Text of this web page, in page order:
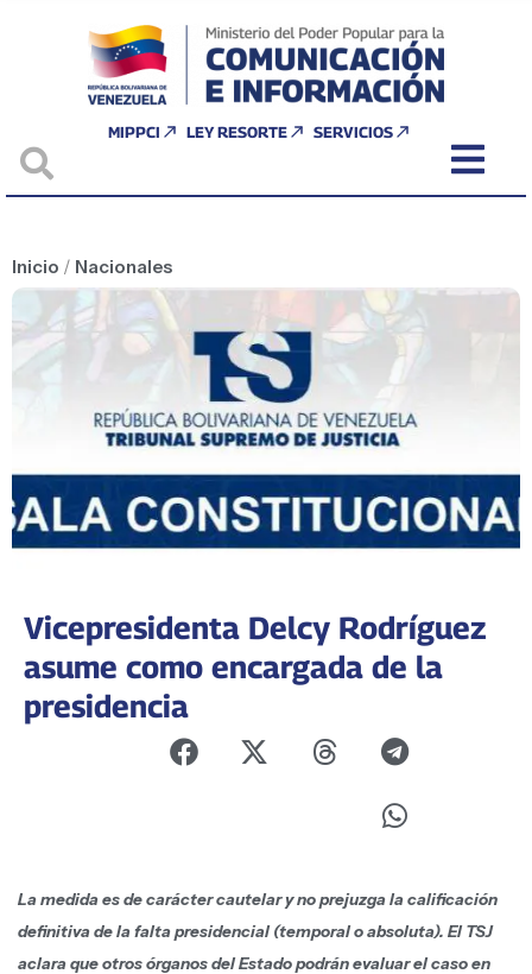
MIPPCI LEY RESORTE SERVICIOS
Inicio / Nacionales
Vicepresidenta Delcy Rodríguez
asume como encargada de la
presidencia
La medida es de carácter cautelar y no prejuzga la calificación
definitiva de la falta presidencial (temporal o absoluta). El TSJ
aclara que otros órganos del Estado podrán evaluar el caso en